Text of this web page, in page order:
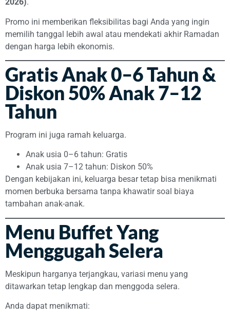
Promo ini memberikan fleksibilitas bagi Anda yang ingin
memilih tanggal lebih awal atau mendekati akhir Ramadan
dengan harga lebih ekonomis.
Gratis Anak 0–6 Tahun &
Diskon 50% Anak 7–12
Tahun
Program ini juga ramah keluarga.
Anak usia 0–6 tahun: Gratis
Anak usia 7–12 tahun: Diskon 50%
Dengan kebijakan ini, keluarga besar tetap bisa menikmati
momen berbuka bersama tanpa khawatir soal biaya
tambahan anak-anak.
Menu Buffet Yang
Menggugah Selera
Meskipun harganya terjangkau, variasi menu yang
ditawarkan tetap lengkap dan menggoda selera.
Anda dapat menikmati: